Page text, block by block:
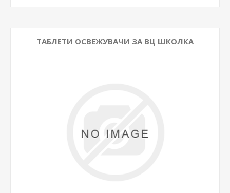
ТАБЛЕТИ ОСВЕЖУВАЧИ ЗА ВЦ ШКОЛКА